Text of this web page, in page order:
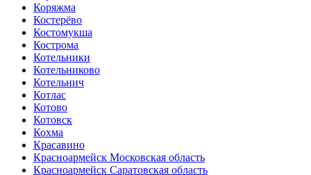
Коряжма
Костерёво
Костомукша
Кострома
Котельники
Котельниково
Котельнич
Котлас
Котово
Котовск
Кохма
Красавино
Красноармейск Московская область
Красноармейск Саратовская область